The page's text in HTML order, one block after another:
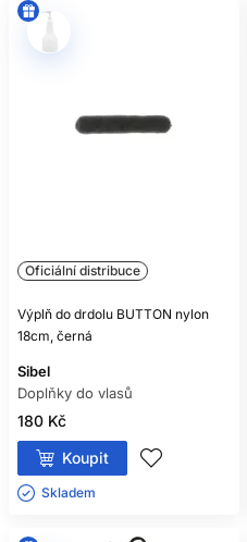
Oficiální distribuce
Výplň do drdolu BUTTON nylon
18cm, černá
Sibel
Doplňky do vlasů
180 Kč
Koupit
Skladem ㅤ